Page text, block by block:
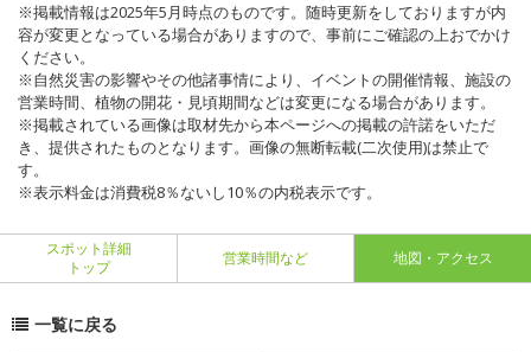
※掲載情報は2025年5月時点のものです。随時更新をしておりますが内
容が変更となっている場合がありますので、事前にご確認の上おでかけ
ください。
※自然災害の影響やその他諸事情により、イベントの開催情報、施設の
営業時間、植物の開花・見頃期間などは変更になる場合があります。
※掲載されている画像は取材先から本ページへの掲載の許諾をいただ
き、提供されたものとなります。画像の無断転載(二次使用)は禁止で
す。
※表示料金は消費税8％ないし10％の内税表示です。
スポット詳細
トップ
営業時間など 地図・アクセス
一覧に戻る